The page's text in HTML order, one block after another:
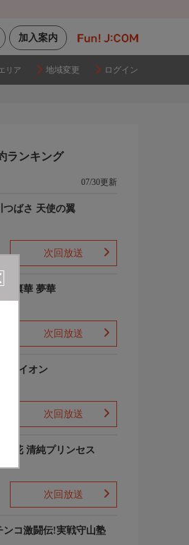
加入案内
リア 地域変更 ログイン
ランキング
07/30更新
つばさ 天使の翼
次回放送
の凛華 夢華
次回放送
のライオン
次回放送
優花 清純プリンセス
次回放送
ンコ激闘伝!実戦守山塾